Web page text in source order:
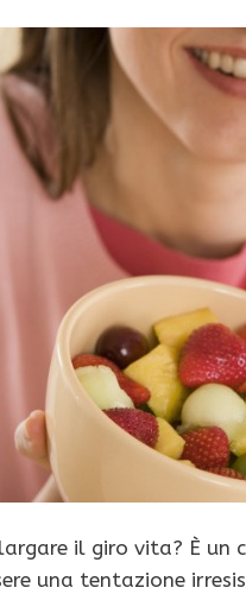
il giro vita? È un
una tentazione